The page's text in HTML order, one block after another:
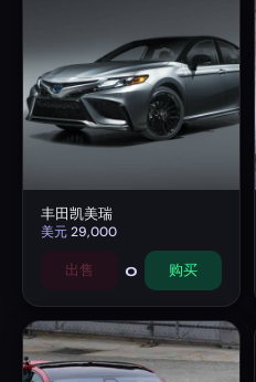
丰田凯美瑞
美元29,000
出售 0 购买